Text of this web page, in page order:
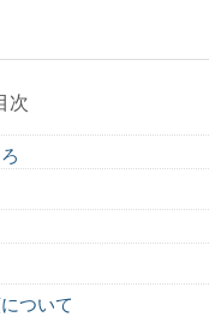
をしているママに、何か差し入
のは邪魔！でもお互い理
次
ついて